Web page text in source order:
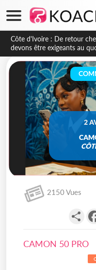
Côte d'Ivoire : 66e
de Défense et de Sécurité
réaffirment leur
2
2150 Vues
CAMON 50 PRO